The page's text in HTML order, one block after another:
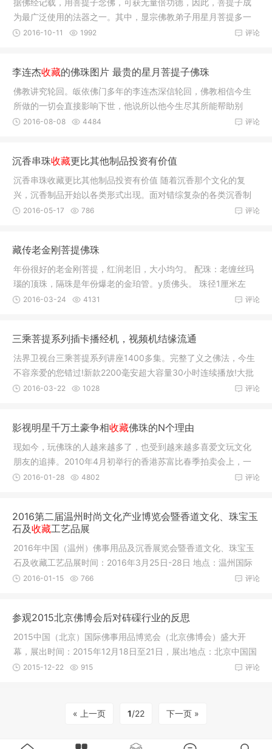
据佛经记载，用菩提子念佛，可获无量倍功德，因此，菩提子成
为最广泛使用的法器之一。其中，显宗佛教弟子用星月菩提多一
些，密宗
评论
2016-10-11 1992
李连杰收藏的佛珠图片 最贵的星月菩提子佛珠
佛教讲究轮回。皈依佛门多年的李连杰深信轮回，佛教相信今生
所做的一切会直接影响下世，他说所以他今生尽其所能帮助别
人，务求下
评论
2016-08-08 4484
沉香串珠收藏更比其他制品投资有价值
沉香串珠收藏更比其他制品投资有价值 随着沉香那个文化的复
兴，沉香制品开始以各类形式出现。面对错综复杂的各类沉香制
品，很多投
评论
2016-05-17 786
藏传老金刚菩提佛珠
年份很好的老金刚菩提，红润老旧，大小均匀。 配珠：老缠丝玛
瑙的顶珠，隔珠是年份爆老的金珀管。y质佛头。 珠径1厘米左
右，对折
评论
2016-03-24 4131
三乘菩提系列插卡播经机，视频机结缘流通
法界卫视台三乘菩提系列讲座1400多集。完整了义之佛法，今生
不容亲爱的您错过!新款2200毫安超大容量30小时连续播放!大批
量拿货价
评论
2016-03-22 1028
影视明星千万土豪争相收藏佛珠的N个理由
现如今，玩佛珠的人越来越多了，也受到越来越多喜爱文玩文化
朋友的追捧。2010年4月初举行的香港苏富比春季拍卖会上，一
串清代御制
评论
2016-01-28 4802
2016第二届温州时尚文化产业博览会暨香道文化、珠宝玉
石及收藏工艺品展
2016年中国（温州）佛事用品及沉香展览会暨香道文化、珠宝玉
石及收藏工艺品展时间：2016年3月25日-28日 地点：温州国际
会展中心主
评论
2016-01-15 766
参观2015北京佛博会后对砗磲行业的反思
2015中国（北京）国际佛事用品博览会（北京佛博会）盛大开
幕，展出时间：2015年12月18日至21日，展出地点：北京中国国
际展览中心
评论
2015-12-22 915
« 上一页 1/22 下一页 »